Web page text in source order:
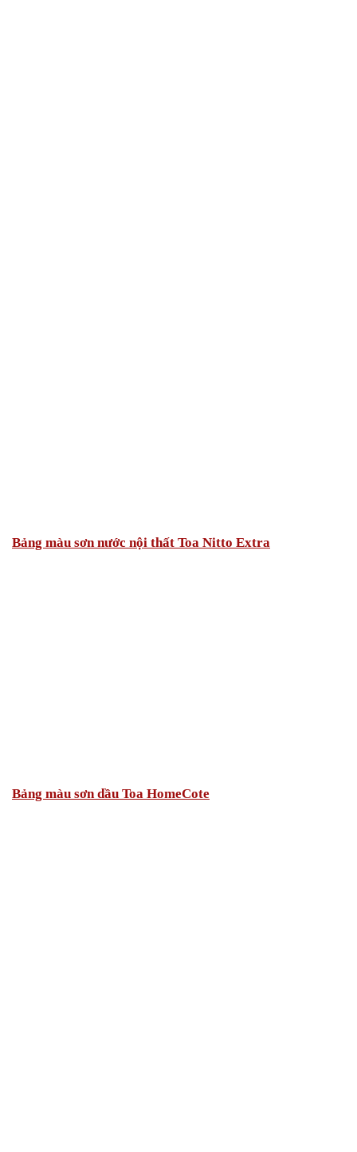
Bảng màu sơn nước nội thất Toa Nitto Extra
Bảng màu sơn dầu Toa HomeCote